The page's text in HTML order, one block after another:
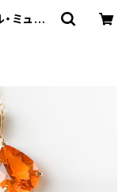
ミュゼ/